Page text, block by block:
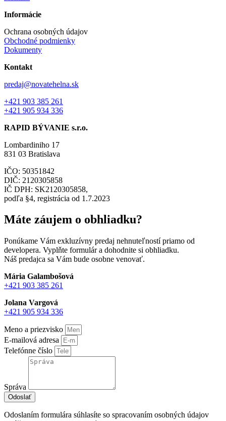
Informácie
Ochrana osobných údajov
Obchodné podmienky
Dokumenty
Kontakt
predaj@novatehelna.sk
+421 903 385 261
+421 905 934 336
RAPID BÝVANIE s.r.o.
Lombardiniho 17
831 03 Bratislava
IČO: 50351842
DIČ: 2120305858
IČ DPH: SK2120305858,
podľa §4, registrácia od 1.7.2023
Máte záujem o obhliadku?
Ponúkame Vám exkluzívny predaj nehnuteľností priamo od
developera. Vyplňte formulár a dohodnite si obhliadku.
Náš predajca sa Vám bude osobne venovať.
Mária Galambošová
+421 903 385 261
Jolana Vargová
+421 905 934 336
Meno a priezvisko
E-mailová adresa
Telefónne číslo
Správa
Odoslať
Odoslaním formulára súhlasíte so spracovaním osobných údajov